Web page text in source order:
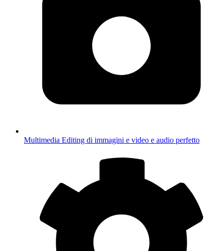
Multimedia Editing di immagini e video e audio perfetto